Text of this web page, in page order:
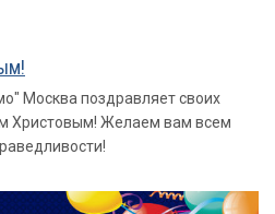
Москва поздравляет своих
Христовым! Желаем вам всем